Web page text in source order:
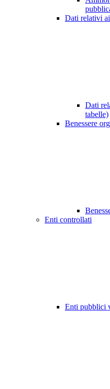
Dati relativi
Dati
tabelle)
Benessere
Enti controllati
Enti pubblici